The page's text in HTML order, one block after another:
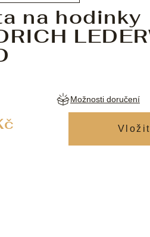
na hodinky
Možnosti doručení